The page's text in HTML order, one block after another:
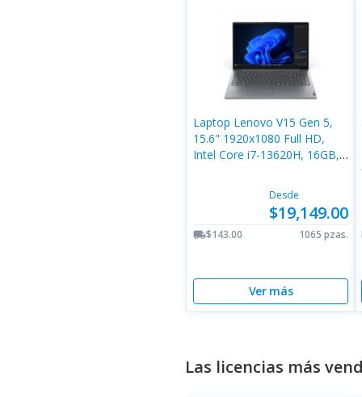
Laptop Lenovo V15 Gen 5,
15.6" 1920x1080 Full HD,
Intel Core i7-13620H, 16GB,
Desde
$19,149.00
local_shipping$143.00 1065 pzas.
Ver más
Las licencias más